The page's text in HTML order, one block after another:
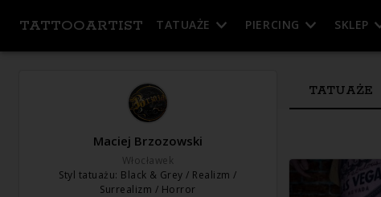
TATTOOARTIST TATUAŻE PIERCING SKLEP
Maciej Brzozowski
Włocławek
Styl tatuażu: Black & Grey / Realizm /
Surrealizm / Horror
TATUAŻE